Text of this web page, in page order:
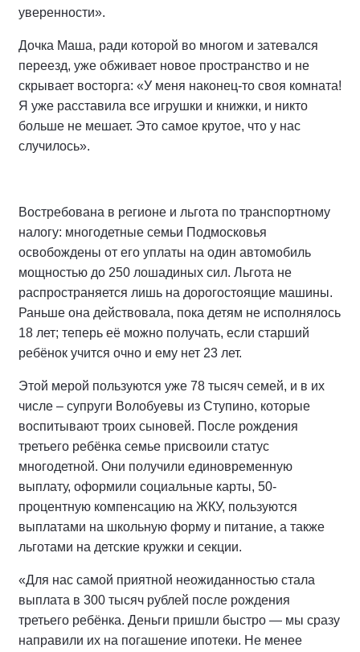
уверенности».
Дочка Маша, ради которой во многом и затевался
переезд, уже обживает новое пространство и не
скрывает восторга: «У меня наконец-то своя комната!
Я уже расставила все игрушки и книжки, и никто
больше не мешает. Это самое крутое, что у нас
случилось».
Востребована в регионе и льгота по транспортному
налогу: многодетные семьи Подмосковья
освобождены от его уплаты на один автомобиль
мощностью до 250 лошадиных сил. Льгота не
распространяется лишь на дорогостоящие машины.
Раньше она действовала, пока детям не исполнялось
18 лет; теперь её можно получать, если старший
ребёнок учится очно и ему нет 23 лет.
Этой мерой пользуются уже 78 тысяч семей, и в их
числе – супруги Волобуевы из Ступино, которые
воспитывают троих сыновей. После рождения
третьего ребёнка семье присвоили статус
многодетной. Они получили единовременную
выплату, оформили социальные карты, 50-
процентную компенсацию на ЖКУ, пользуются
выплатами на школьную форму и питание, а также
льготами на детские кружки и секции.
«Для нас самой приятной неожиданностью стала
выплата в 300 тысяч рублей после рождения
третьего ребёнка. Деньги пришли быстро — мы сразу
направили их на погашение ипотеки. Не менее